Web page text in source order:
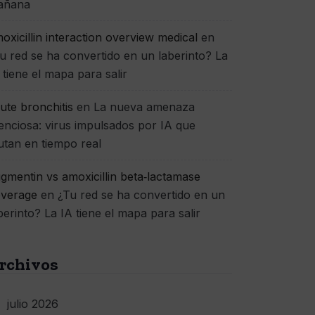
interaction overview medical en
red se ha convertido en un laberinto? La
tiene el mapa para salir
bronchitis en La nueva amenaza
virus impulsados por IA que
en tiempo real
vs amoxicillin beta‑lactamase
en ¿Tu red se ha convertido en un
La IA tiene el mapa para salir
julio 2026